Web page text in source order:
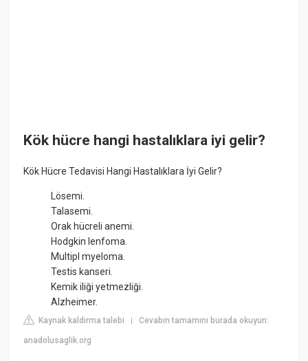
Kök hücre hangi hastalıklara iyi gelir?
Kök Hücre Tedavisi Hangi Hastalıklara İyi Gelir?
Lösemi.
Talasemi.
Orak hücreli anemi.
Hodgkin lenfoma.
Multipl myeloma.
Testis kanseri.
Kemik iliği yetmezliği.
Alzheimer.
Kaynak kaldırma talebi |Cevabın tamamını burada okuyun:
anadolusaglik.org